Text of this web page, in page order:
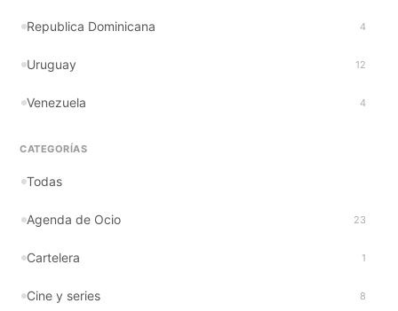
Republica Dominicana 4
Uruguay 12
Venezuela 4
CATEGORÍAS
Todas
Agenda de Ocio 23
Cartelera 1
Cine y series 8